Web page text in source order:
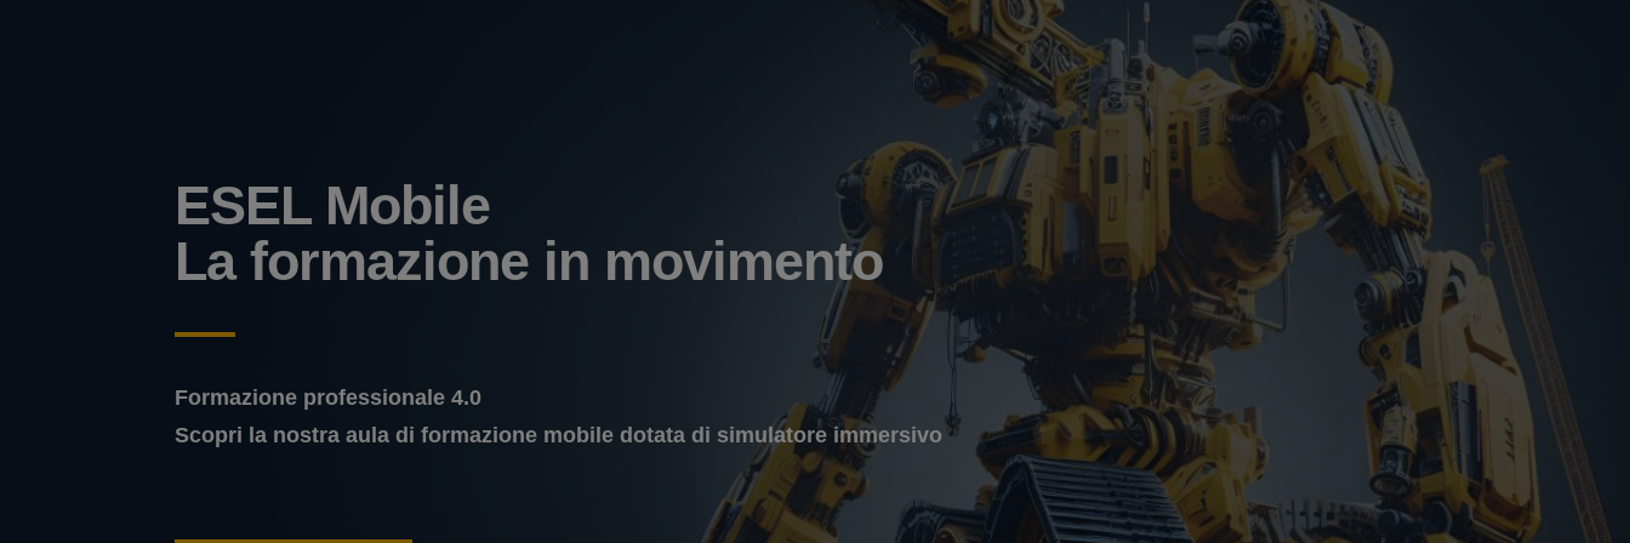
ESEL Mobile
La formazione in movimento
Formazione professionale 4.0
Scopri la nostra aula di formazione mobile dotata di simulatore immersivo